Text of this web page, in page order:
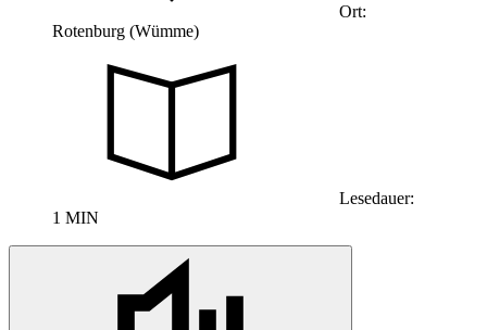
Ort:
Rotenburg (Wümme)
Lesedauer:
1 MIN